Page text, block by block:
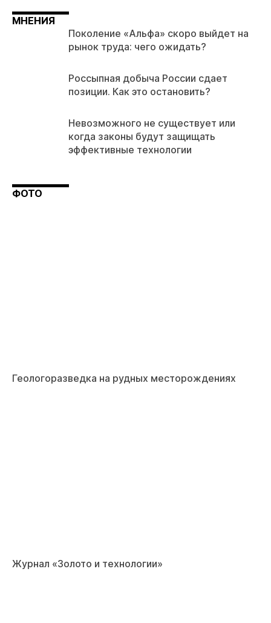
МНЕНИЯ
Поколение «Альфа» скоро выйдет на
рынок труда: чего ожидать?
Россыпная добыча России сдает
позиции. Как это остановить?
Невозможного не существует или
когда законы будут защищать
эффективные технологии
ФОТО
Геологоразведка на рудных месторождениях
Журнал «Золото и технологии»